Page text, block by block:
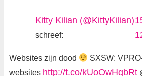
Kitty Kilian (@KittyKilian)
schreef:
Websites zijn dood
SXSW:
websites http://t.co/kUoOwHgbRt